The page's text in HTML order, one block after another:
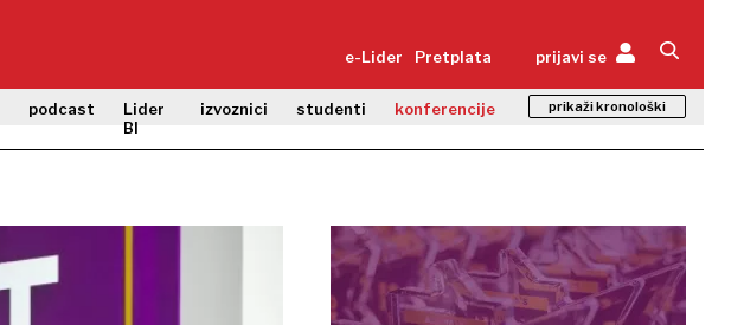
e-Lider Pretplata prijavi se
podcast
Lider
BI
izvoznici studenti konferencije prikaži kronološki